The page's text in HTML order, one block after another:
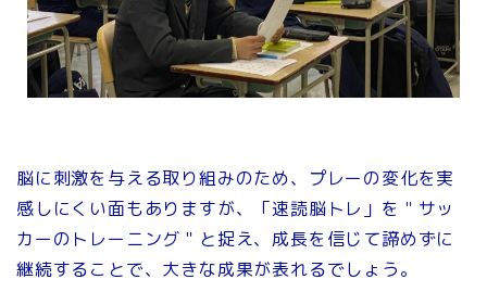
脳に刺激を与える取り組みのため、プレーの変化を実
感しにくい面もありますが、「速読脳トレ」を＂サッ
カーのトレーニング＂と捉え、成長を信じて諦めずに
継続することで、大きな成果が表れるでしょう。